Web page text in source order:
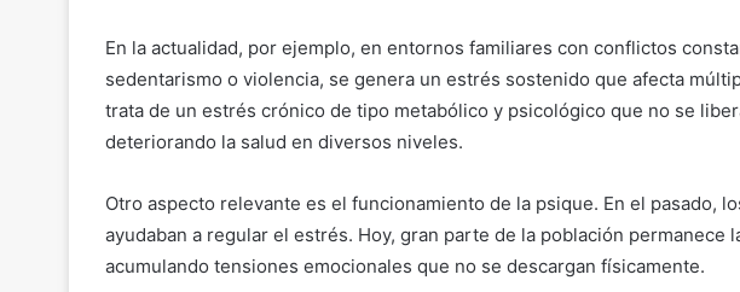
En la actualidad, por ejemplo, en entornos familiares con conflictos
sedentarismo o violencia, se genera un estrés sostenido que afecta
trata de un estrés crónico de tipo metabólico y psicológico que no se
deteriorando la salud en diversos niveles.
Otro aspecto relevante es el funcionamiento de la psique. En el pasado,
ayudaban a regular el estrés. Hoy, gran parte de la población permanece
acumulando tensiones emocionales que no se descargan físicamente.